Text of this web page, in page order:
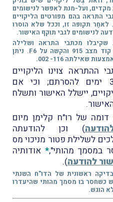
מקדים, ועל-מנת לאפשר לנישומים
התראה בהם מפורטים הליקויים
ימים להסרתם. לאחַר תקופה זו, וככל שלא הוסרו
לנישומים לגבי תוקף האישור.
שקיבלו מכתבי התראה ושלילה
בשאילתא 213 במערך תלם (002) קוד מצב 915 והקשה על F6. ניתן
שאילתה 116- 002.
ההתראה צוינו הליקויים
שהתגלו וניתנו לנישום 30 ימים להסרתם; וכי אם
יישלל האישור ותשלח
של רו"ח קלימן מיום
) וכן להודעתה
"מהלכים לשלילת פטור מניכוי מס
*אודותיה
להודעה).
בעת בדיקה ראשונית של הדו"ח השנתי
כשחסר בו מסמך מהותי שהיעדרו
הוגש.